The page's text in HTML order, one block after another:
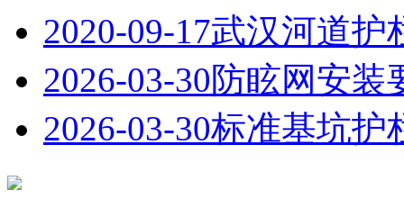
2020-09-17武汉河道护
2026-03-30防眩网安装
2026-03-30标准基坑护